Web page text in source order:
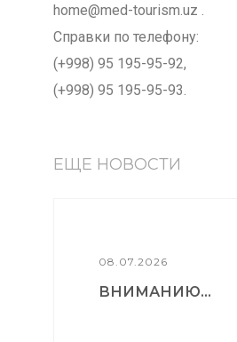
home@med-tourism.uz .
Справки по телефону:
(+998) 95 195-95-92,
(+998) 95 195-95-93.
ЕЩЕ НОВОСТИ
08.07.2026
ВНИМАНИЮ...